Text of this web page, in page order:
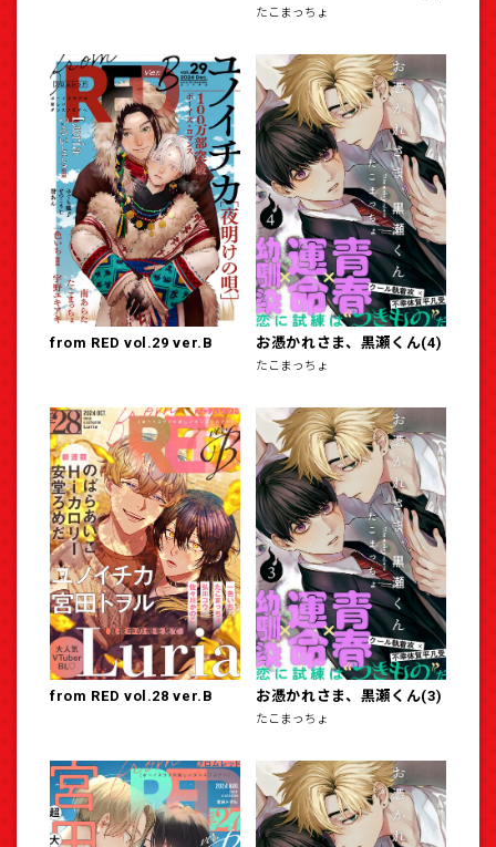
たこまっちょ
from RED vol.29 ver.B お憑かれさま、黒瀬くん(4)
たこまっちょ
from RED vol.28 ver.B お憑かれさま、黒瀬くん(3)
たこまっちょ